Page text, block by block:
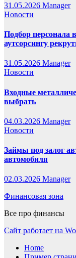
31.05.2026 Manager
Новости
Подбор персонала
аутсорсингу
31.05.2026 Manager
Новости
Входные
выбрать
04.03.2026 Manager
Новости
Займы под залог
автомобиля
02.03.2026 Manager
Финансовая зона
Все про финансы
Сайт работает на
Home